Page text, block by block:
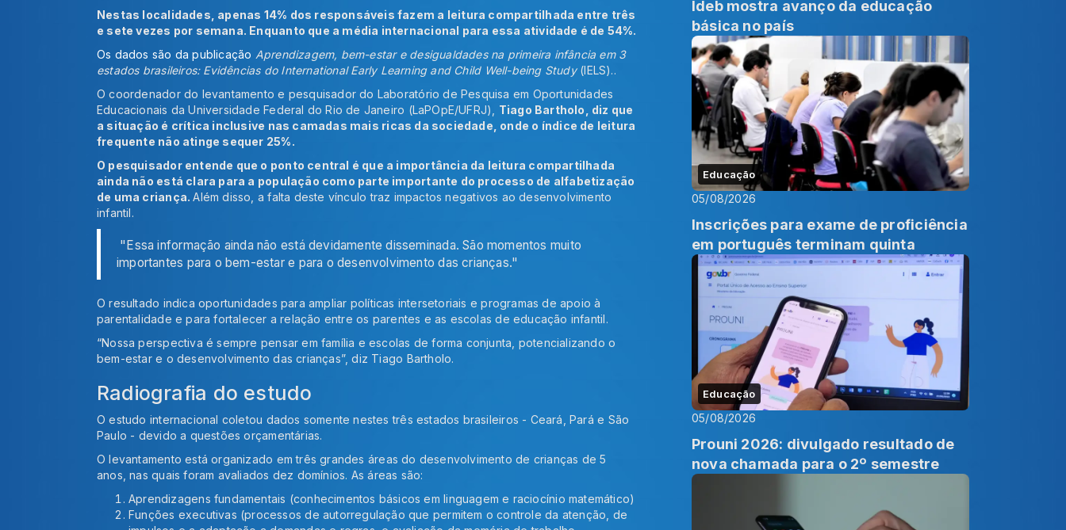
Nestas localidades, apenas 14% dos responsáveis fazem a leitura compartilhada entre três
e sete vezes por semana. Enquanto que a média internacional para essa atividade é de 54%.
Os dados são da publicação Aprendizagem, bem-estar e desigualdades na primeira infância em 3
estados brasileiros: Evidências do International Early Learning and Child Well-being Study(IELS)..
O coordenador do levantamento e pesquisador do Laboratório de Pesquisa em Oportunidades
Educacionais da Universidade Federal do Rio de Janeiro (LaPOpE/UFRJ), Tiago Bartholo, diz que
a situação é crítica inclusive nas camadas mais ricas da sociedade, onde o índice de leitura
frequente não atinge sequer 25%.
O pesquisador entende que o ponto central é que a importância da leitura compartilhada
ainda não está clara para a população como parte importante do processo de alfabetização
de uma criança.Além disso, a falta deste vínculo traz impactos negativos ao desenvolvimento
infantil.
"Essa informação ainda não está devidamente disseminada. São momentos muito
importantes para o bem-estar e para o desenvolvimento das crianças."
O resultado indica oportunidades para ampliar políticas intersetoriais e programas de apoio à
parentalidade e para fortalecer a relação entre os parentes e as escolas de educação infantil.
“Nossa perspectiva é sempre pensar em família e escolas de forma conjunta, potencializando o
bem-estar e o desenvolvimento das crianças”, diz Tiago Bartholo.
Radiografia do estudo
O estudo internacional coletou dados somente nestes três estados brasileiros - Ceará, Pará e São
Paulo - devido a questões orçamentárias.
O levantamento está organizado em três grandes áreas do desenvolvimento de crianças de 5
anos, nas quais foram avaliados dez domínios. As áreas são:
Aprendizagens fundamentais (conhecimentos básicos em linguagem e raciocínio matemático)
Funções executivas (processos de autorregulação que permitem o controle da atenção, de
Ideb mostra avanço da educação
básica no país
Educação
05/08/2026
Inscrições para exame de proficiência
em português terminam quinta
Educação
05/08/2026
Prouni 2026: divulgado resultado de
nova chamada para o 2º semestre